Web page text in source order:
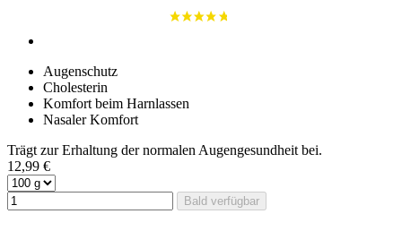
Augenschutz
Cholesterin
Komfort beim Harnlassen
Nasaler Komfort
Trägt zur Erhaltung der normalen Augengesundheit bei.
12,99 €
Bald verfügbar